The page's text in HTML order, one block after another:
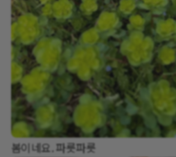
봄이네요. 파릇파릇